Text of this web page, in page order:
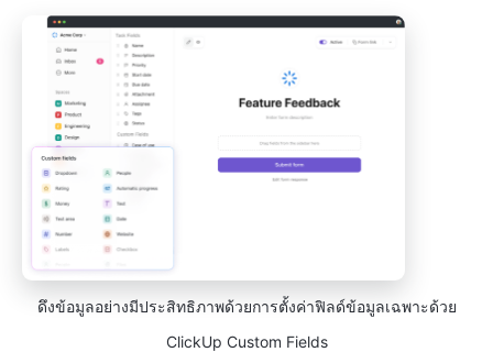
ดึงข้อมูลอย่างมีประสิทธิภาพด้วยการตั้งค่าฟิลด์ข้อมูลเฉพาะด้วย
ClickUp Custom Fields